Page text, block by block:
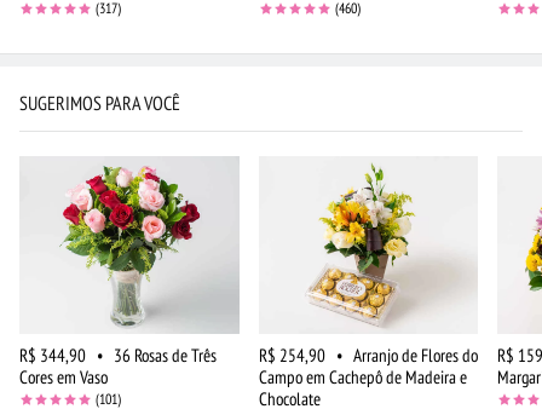
(317) (460)
SUGERIMOS PARA VOCÊ
R$ 344,90 • 36 Rosas de Três
Cores em Vaso
(101)
R$ 254,90 • Arranjo de Flores do
Campo em Cachepô de Madeira e
Chocolate
R$